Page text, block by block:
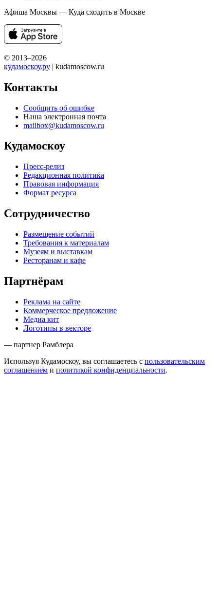
Афиша Москвы — Куда сходить в Москве
© 2013–2026
кудамоскоу.ру | kudamoscow.ru
Контакты
Сообщить об ошибке
Наша электронная почта
mailbox@kudamoscow.ru
Кудамоскоу
Пресс-релиз
Редакционная политика
Правовая информация
Формат ресурса
Сотрудничество
Размещение событий
Требования к материалам
Музеям и выставкам
Ресторанам и кафе
Партнёрам
Реклама на сайте
Коммерческое предложение
Медиа кит
Логотипы в векторе
— партнер Рамблера
Используя Кудамоскоу, вы соглашаетесь с пользовательским
соглашением и политикой конфиденциальности.